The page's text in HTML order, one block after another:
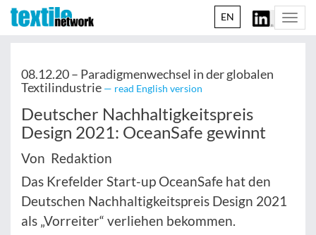
EN
08.12.20 – Paradigmenwechsel in der globalen
Textilindustrie — read English version
Deutscher Nachhaltigkeitspreis
Design 2021: OceanSafe gewinnt
Von Redaktion
Das Krefelder Start-up OceanSafe hat den
Deutschen Nachhaltigkeitspreis Design 2021
als „Vorreiter“ verliehen bekommen.